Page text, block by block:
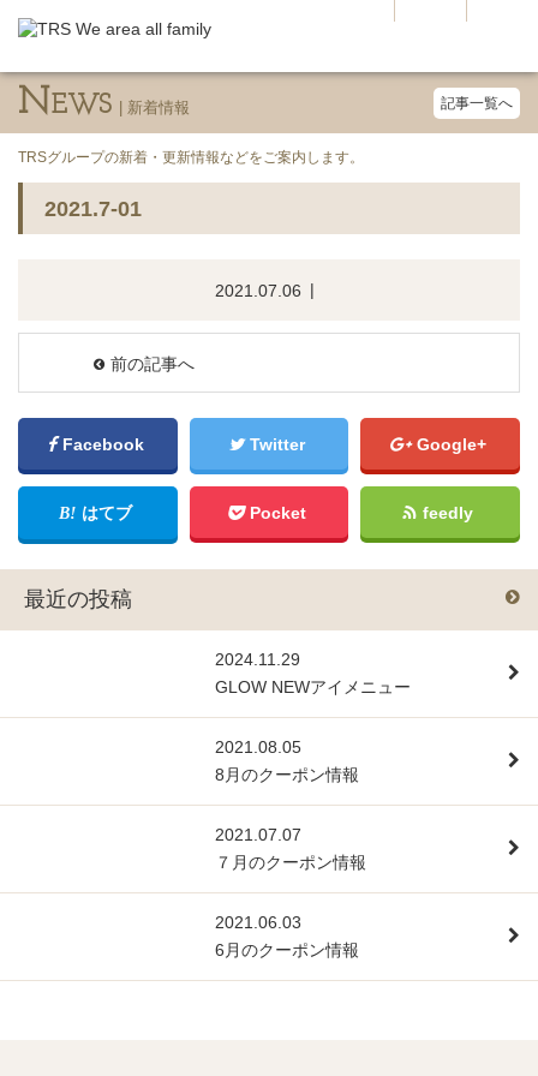
N EWS
TRSグループの新着・更新情報などをご案内します。
記事一覧へ
2021.7-01
2021.07.06
前の記事へ
Facebook Twitter Google+
はてブ Pocket feedly
最近の投稿
2024.11.29
GLOW NEWアイメニュー
2021.08.05
8月のクーポン情報
2021.07.07
７月のクーポン情報
2021.06.03
6月のクーポン情報